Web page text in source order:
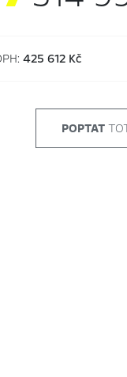
425 612 Kč
POPTAT